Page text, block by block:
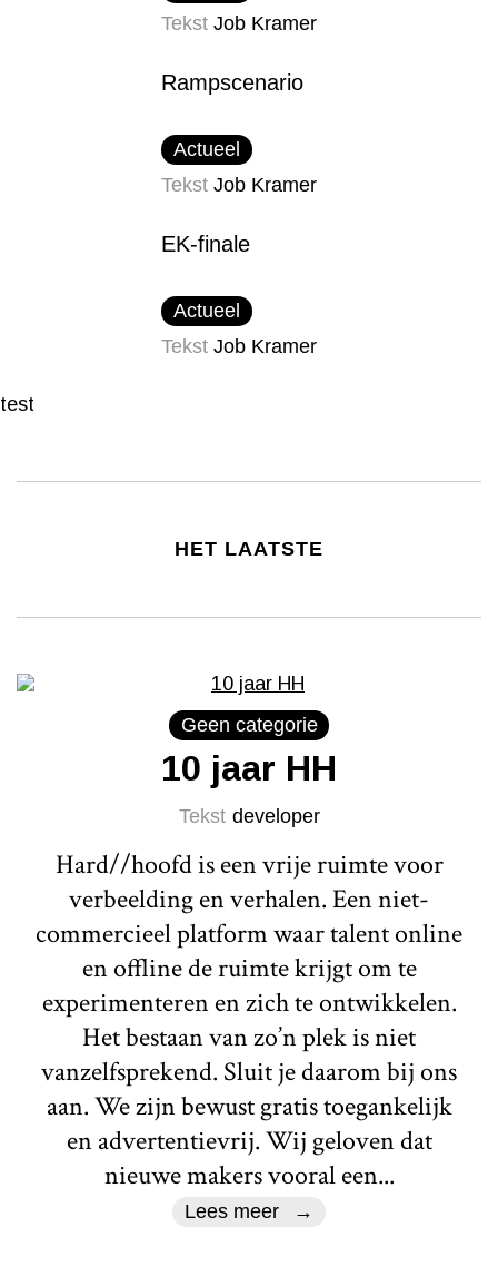
Tekst Job Kramer
Rampscenario
Actueel
Tekst Job Kramer
EK-finale
Actueel
Tekst Job Kramer
test
HET LAATSTE
Geen categorie
10 jaar HH
Tekst developer
Hard//hoofd is een vrije ruimte voor
verbeelding en verhalen. Een niet-
commercieel platform waar talent online
en offline de ruimte krijgt om te
experimenteren en zich te ontwikkelen.
Het bestaan van zo’n plek is niet
vanzelfsprekend. Sluit je daarom bij ons
aan. We zijn bewust gratis toegankelijk
en advertentievrij. Wij geloven dat
nieuwe makers vooral een...
Lees meer